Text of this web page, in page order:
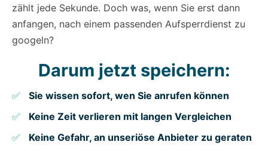
zählt jede Sekunde. Doch was, wenn Sie erst dann
anfangen, nach einem passenden Aufsperrdienst zu
googeln?
Darum jetzt speichern:
Sie wissen sofort, wen Sie anrufen können
Keine Zeit verlieren mit langen Vergleichen
Keine Gefahr, an unseriöse Anbieter zu geraten